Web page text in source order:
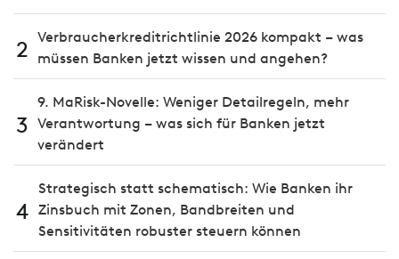
2 Verbraucherkreditrichtlinie 2026 kompakt – was
müssen Banken jetzt wissen und angehen?
3
9. MaRisk-Novelle: Weniger Detailregeln, mehr
Verantwortung – was sich für Banken jetzt
verändert
4
Strategisch statt schematisch: Wie Banken ihr
Zinsbuch mit Zonen, Bandbreiten und
Sensitivitäten robuster steuern können